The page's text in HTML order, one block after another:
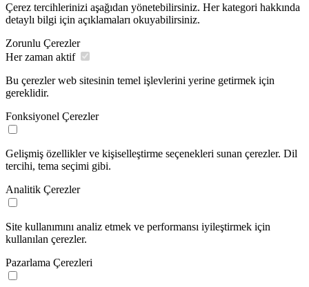
Çerez tercihlerinizi aşağıdan yönetebilirsiniz. Her kategori hakkında
detaylı bilgi için açıklamaları okuyabilirsiniz.
Zorunlu Çerezler
Her zaman aktif
Bu çerezler web sitesinin temel işlevlerini yerine getirmek için
gereklidir.
Fonksiyonel Çerezler
Gelişmiş özellikler ve kişiselleştirme seçenekleri sunan çerezler. Dil
tercihi, tema seçimi gibi.
Analitik Çerezler
Site kullanımını analiz etmek ve performansı iyileştirmek için
kullanılan çerezler.
Pazarlama Çerezleri